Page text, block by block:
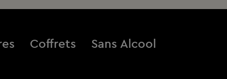
Coffrets Sans Alcool